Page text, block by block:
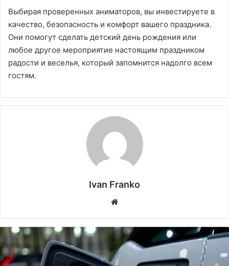
Выбирая проверенных аниматоров, вы инвестируете в
качество, безопасность и комфорт вашего праздника.
Они помогут сделать детский день рождения или
любое другое мероприятие настоящим праздником
радости и веселья, который запомнится надолго всем
гостям.
Ivan Franko